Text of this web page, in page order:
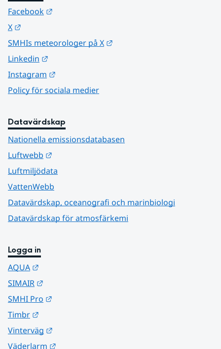
Facebook
X
SMHIs meteorologer på X
Linkedin
Instagram
Policy för sociala medier
Datavärdskap
Nationella emissionsdatabasen
Luftwebb
Luftmiljödata
VattenWebb
Datavärdskap, oceanografi och marinbiologi
Datavärdskap för atmosfärkemi
Logga in
AQUA
SIMAIR
SMHI Pro
Timbr
Vinterväg
Väderlarm